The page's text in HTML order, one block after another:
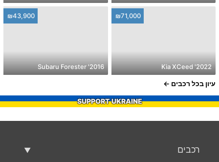
₪71,000
2022' Kia XCeed
₪43,900
2016' Subaru Forester
עיון בכל רכבים
SUPPORT UKRAINE
רכבים